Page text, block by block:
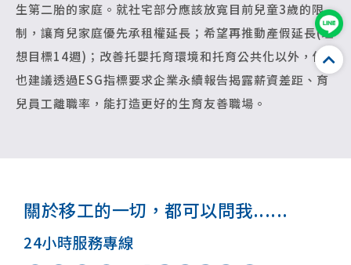
生第二胎的家庭。就社宅部分應該放寬目前兒童3歲的限
制，讓育兒家庭優先承租權延長；希望再推動產假延長(理
想目標14週)；改善托嬰托育環境和托育公共化以外，他
也建議透過ESG指標要求企業永續報告揭露薪資差距、育
兒員工離職率，能打造更好的生育友善職場。
關於移工的一切，都可以問我......
24小時服務專線